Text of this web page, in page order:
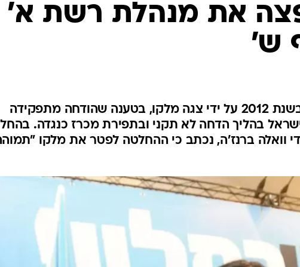
את מנהלת רשת א'
מדובר בתביעה שהוגשה בשנת 2012 על ידי צגה מלקו, בטענה שהודחה מתפקידה
בהליך הדחה לא תקני ובתפירת מכרז כנגדה.
וואלה ברנז'ה, נכתב כי ההחלטה לפטר את מלקו